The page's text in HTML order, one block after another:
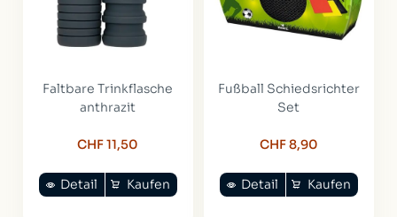
Faltbare Trinkflasche
anthrazit
CHF 11,50
Kaufen
Detail
Fußball Schiedsrichter
Set
CHF 8,90
Kaufen
Detail